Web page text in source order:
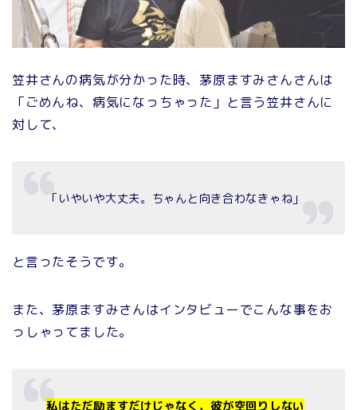
笠井さんの病気が分かった時、茅原ますみさんさんは
「ごめんね、病気になっちゃった」と言う笠井さんに
対して、
「いやいや大丈夫。ちゃんと向き合わなきゃね」
と言ったそうです。
また、茅原ますみさんはインタビューでこんな事をお
っしゃってました。
私はただ励ますだけじゃなく、彼が空回りしない